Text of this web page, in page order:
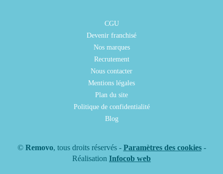
CGU
Devenir franchisé
Nos marques
Recrutement
Nous contacter
Mentions légales
Plan du site
Politique de confidentialité
Blog
© Removo, tous droits réservés - Paramètres des cookies-
Réalisation Infocob web